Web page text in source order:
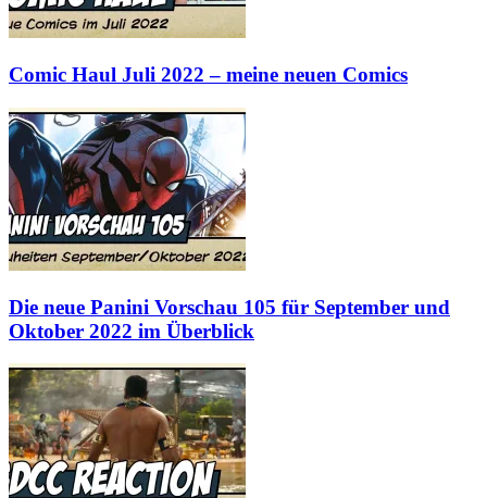
Comic Haul Juli 2022 – meine neuen Comics
Die neue Panini Vorschau 105 für September und
Oktober 2022 im Überblick